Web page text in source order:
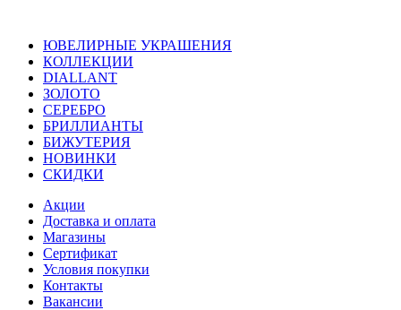
ЮВЕЛИРНЫЕ УКРАШЕНИЯ
КОЛЛЕКЦИИ
DIALLANT
ЗОЛОТО
СЕРЕБРО
БРИЛЛИАНТЫ
БИЖУТЕРИЯ
НОВИНКИ
СКИДКИ
Акции
Доставка и оплата
Магазины
Сертификат
Условия покупки
Контакты
Вакансии